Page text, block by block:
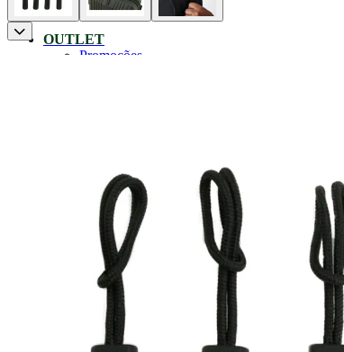
0
OUTLET
Promoções
Mala de bordo (8 a 10 kg)
Mala Pequena (10 kg)
Mala Média (23 kg)
Mala Grande (32 kg)
Conjunto de Malas
Bolsa de Viagem
Materiais
ABS
Polipropileno
Policarbonato
Tecido